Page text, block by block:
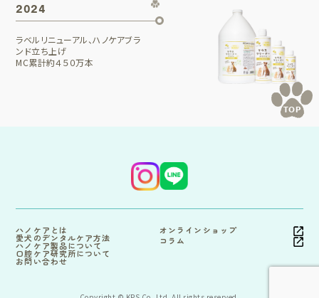
2024
ラベルリニューアル、ハノケアブラ
ンド立ち上げ
MC累計約４５０万本
TOP
ハノケアとは
愛犬のデンタルケア方法
ハノケア製品について
口腔ケア研究所について
お問い合わせ
オンラインショップ
コラム